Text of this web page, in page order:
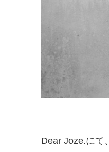
Dear Joze.にて、